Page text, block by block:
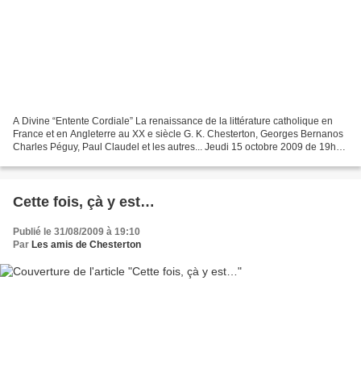
A Divine “Entente Cordiale” La renaissance de la littérature catholique en
France et en Angleterre au XX e siècle G. K. Chesterton, Georges Bernanos
Charles Péguy, Paul Claudel et les autres... Jeudi 15 octobre 2009 de 19h30
Cette fois, çà y est…
Publié le 31/08/2009 à 19:10
Par Les amis de Chesterton